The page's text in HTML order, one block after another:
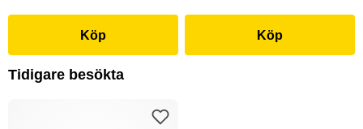
Köp Köp
Tidigare besökta